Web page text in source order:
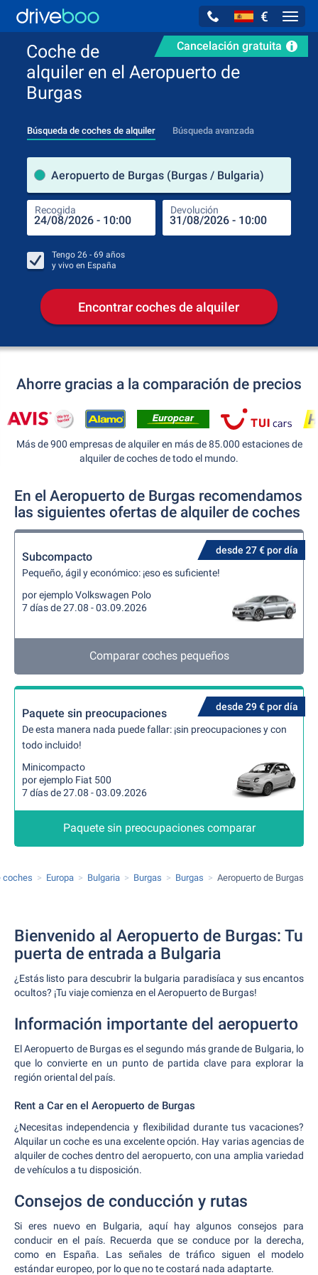
€
Cancelación gratuita
Coche de
alquiler en el Aeropuerto de
Burgas
Búsqueda de coches de alquiler Búsqueda avanzada
Aeropuerto de Burgas (Burgas / Bulgaria)
Recogida Devolución
Tengo 26 - 69 años
y vivo en España
Encontrar coches de alquiler
Ahorre gracias a la comparación de precios
Más de 900 empresas de alquiler en más de 85.000 estaciones de
alquiler de coches de todo el mundo.
En el Aeropuerto de Burgas recomendamos
las siguientes ofertas de alquiler de coches
desde 27 € por día
Subcompacto
Pequeño, ágil y económico: ¡eso es suficiente!
por ejemplo Volkswagen Polo
7 días de 27.08 - 03.09.2026
Comparar coches pequeños
desde 29 € por día
Paquete sin preocupaciones
De esta manera nada puede fallar: ¡sin preocupaciones y con
todo incluido!
Minicompacto
por ejemplo Fiat 500
7 días de 27.08 - 03.09.2026
Paquete sin preocupaciones comparar
coches Europa Bulgaria Burgas Burgas Aeropuerto de Burgas
Bienvenido al Aeropuerto de Burgas: Tu
puerta de entrada a Bulgaria
¿Estás listo para descubrir la bulgaria paradisíaca y sus encantos
ocultos? ¡Tu viaje comienza en el Aeropuerto de Burgas!
Información importante del aeropuerto
El Aeropuerto de Burgas es el segundo más grande de Bulgaria, lo
que lo convierte en un punto de partida clave para explorar la
región oriental del país.
Rent a Car en el Aeropuerto de Burgas
¿Necesitas independencia y flexibilidad durante tus vacaciones?
Alquilar un coche es una excelente opción. Hay varias agencias de
alquiler de coches dentro del aeropuerto, con una amplia variedad
de vehículos a tu disposición.
Consejos de conducción y rutas
Si eres nuevo en Bulgaria, aquí hay algunos consejos para
conducir en el país. Recuerda que se conduce por la derecha,
como en España. Las señales de tráfico siguen el modelo
estándar europeo, por lo que no te costará nada adaptarte.